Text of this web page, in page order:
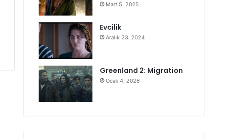
Mart 5, 2025
Evcilik
Aralık 23, 2024
Greenland 2: Migration
Ocak 4, 2026